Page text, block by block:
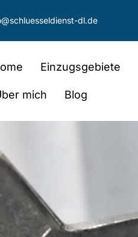
dl.de
Einzugsgebiete
mich Blog